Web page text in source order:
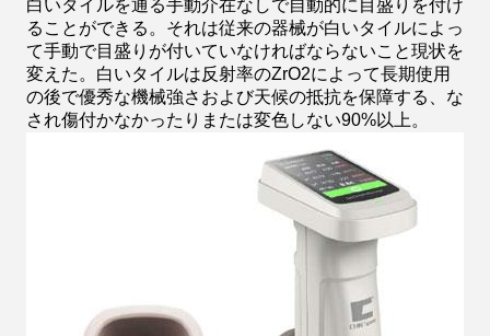
白いタイルを通る手動介在なしで自動的に目盛りを付け
ることができる。それは従来の器械が白いタイルによっ
て手動で目盛りが付いていなければならないこと現状を
変えた。白いタイルは反射率のZrO2によって長期使用
の後で優秀な機械強さおよび天候の抵抗を保障する、な
され傷付かなかったりまたは変色しない90%以上。